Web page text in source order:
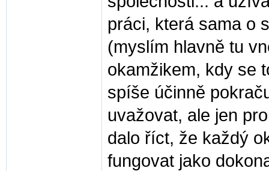
práci, která sama o
(myslím hlavně tu
okamžikem, kdy se
spíše účinně
uvažovat, ale jen
dalo říct, že každý
fungovat jako